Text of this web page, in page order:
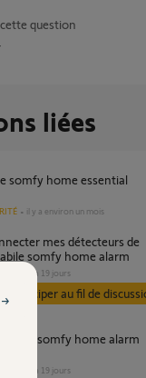
question
liées
il y a environ un mois
somfy home alarm
il y a 19 jours
Participer au fil de
il y a 19 jours
→